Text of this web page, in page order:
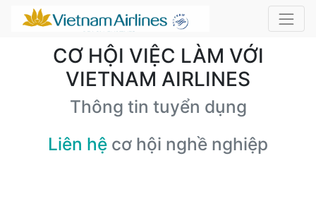
CƠ HỘI VIỆC LÀM VỚI
VIETNAM AIRLINES
Thông tin tuyển dụng
Liên hệ cơ hội nghề nghiệp